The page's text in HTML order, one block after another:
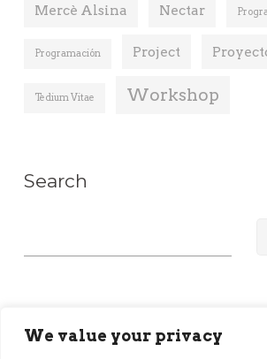
We value your privacy
Mercè Alsina Nectar
Programación Project
Tedium Vitae Workshop
Search
u